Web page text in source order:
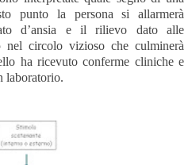
punto la persona si allarmerà
d’ansia e il rilievo dato alle
nel circolo vizioso che culminerà
ha ricevuto conferme cliniche e
laboratorio.